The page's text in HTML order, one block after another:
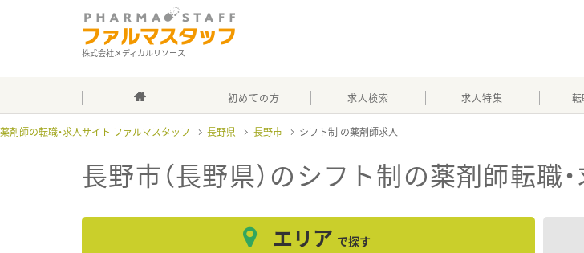
株式会社メディカルリソース
初めての方 求人検索 求人特集 転
薬剤師の転職・求人サイト ファルマスタッフ 長野県 長野市 シフト制
長野市（長野県）のシフト制の薬剤師転職
エリア で探す